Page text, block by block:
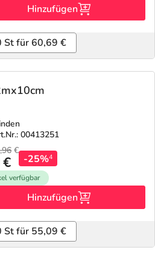
Hinzufügen
St für 60,69 €
00413251
€
€ -25%4
verfügbar
Hinzufügen
St für 55,09 €